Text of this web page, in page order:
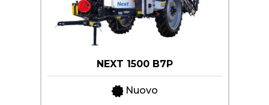
NEXT 1500 B7P
Nuovo